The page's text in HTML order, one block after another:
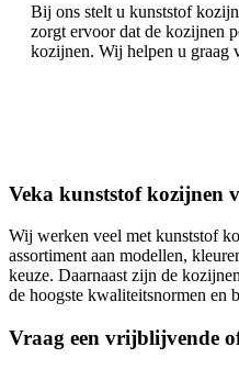
Bij ons stelt u kunststof
zorgt ervoor dat de kozijnen
kozijnen. Wij helpen u graag
Veka kunststof kozijnen
Wij werken veel met kunststof
assortiment aan modellen,
keuze. Daarnaast zijn de
de hoogste kwaliteitsnormen en
Vraag een vrijblijvende